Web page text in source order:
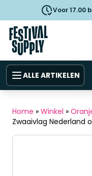
Voor 17.00
ALLE ARTIKELEN
Home » Winkel »
Zwaaivlag Nederland